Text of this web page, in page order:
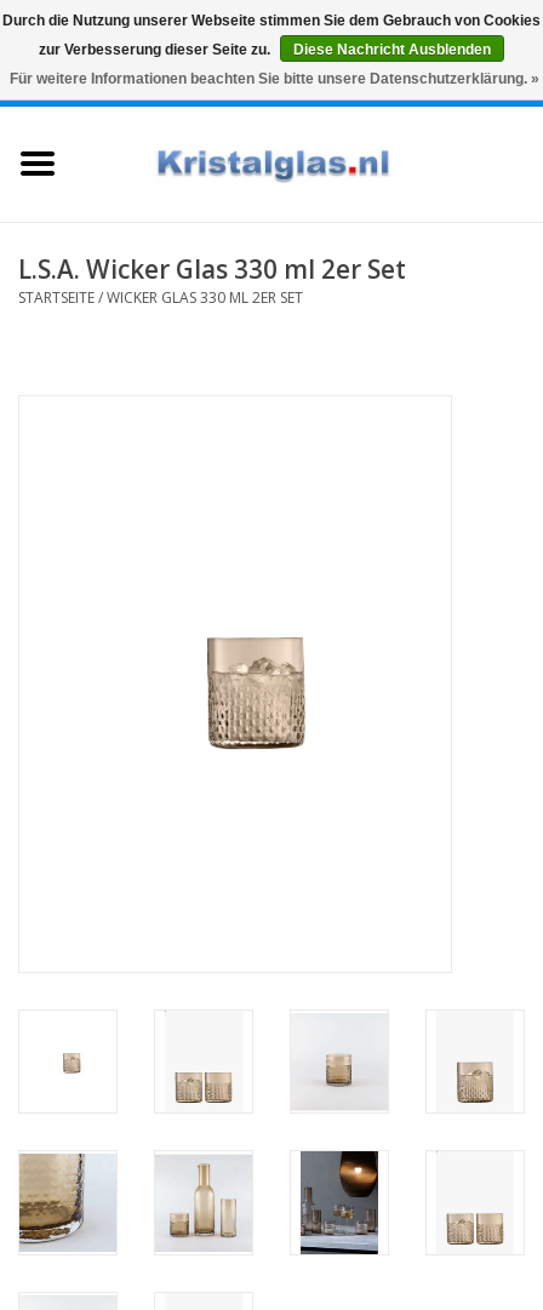
Snelle levering
Graveren
0 Artikel - €0,00
Karaffen
L.S.A. Wicker Glas 330 ml 2er Set
STARTSEITE/WICKER GLAS 330 ML 2ER SET
Durch die Nutzung unserer Webseite stimmen Sie dem Gebrauch von Cookies
zur Verbesserung dieser Seite zu.
Diese Nachricht Ausblenden
Für weitere Informationen beachten Sie bitte unsere Datenschutzerklärung. »